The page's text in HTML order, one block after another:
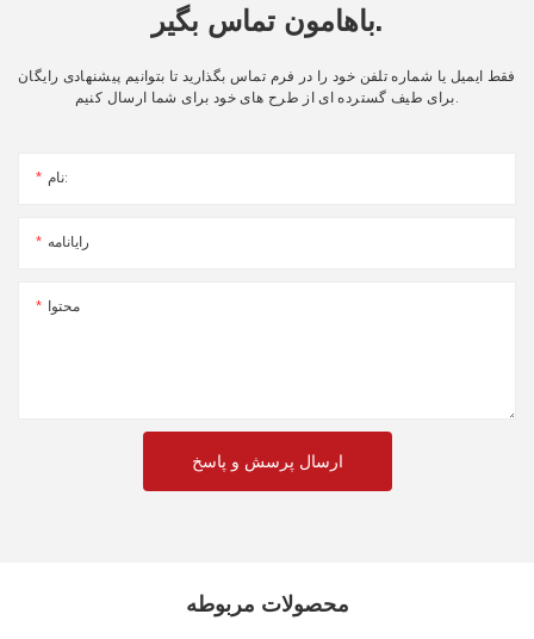
باهامون تماس بگير.
فقط ایمیل یا شماره تلفن خود را در فرم تماس بگذارید تا بتوانیم پیشنهادی رایگان
نام:
رایانامه
محتوا
ارسال پرسش و پاسخ
محصولات مربوطه